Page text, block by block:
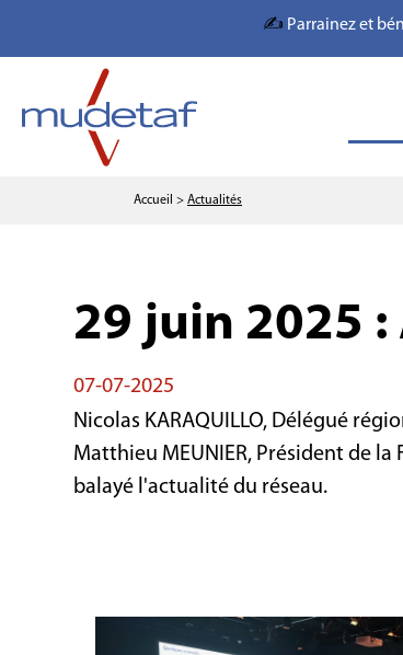
✍️ Parrainez et
Accueil > Actualités
29 juin 2025
07-07-2025
Nicolas KARAQUILLO, Délégué
Matthieu MEUNIER, Président de
balayé l'actualité du réseau.